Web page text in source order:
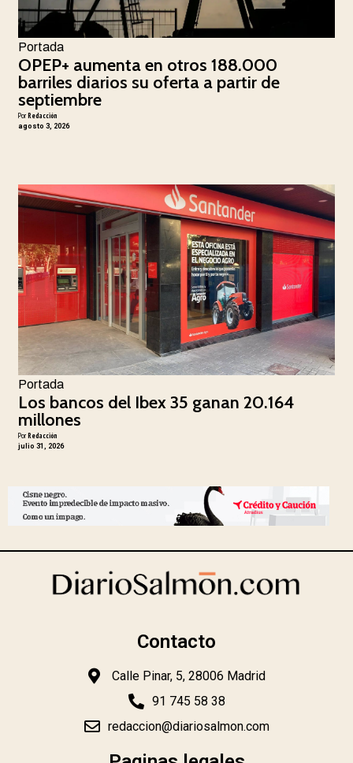
Portada
OPEP+ aumenta en otros 188.000
barriles diarios su oferta a partir de
septiembre
PorRedacción
agosto 3, 2026
Portada
Los bancos del Ibex 35 ganan 20.164
millones
PorRedacción
julio 31, 2026
Contacto
Calle Pinar, 5, 28006 Madrid
91 745 58 38
redaccion@diariosalmon.com